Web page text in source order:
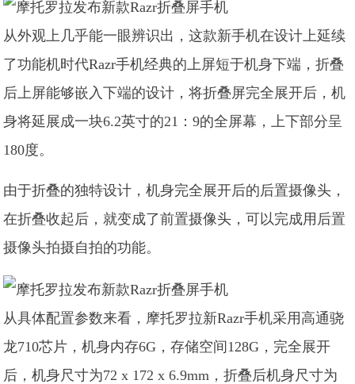
从外观上几乎能一眼辨识出，这款新手机在设计上延续
了功能机时代Razr手机经典的上屏短于机身下端，折叠
后上屏能够嵌入下端的设计，将折叠屏完全展开后，机
身将延展成一块6.2英寸的21：9的全屏幕，上下部分呈
180度。
由于折叠的独特设计，机身完全展开后的后置摄像头，
在折叠收起后，就变成了前置摄像头，可以完成用后置
摄像头拍摄自拍的功能。
从具体配置参数来看，摩托罗拉新Razr手机采用高通骁
龙710芯片，机身内存6G，存储空间128G，完全展开
后，机身尺寸为72 x 172 x 6.9mm，折叠后机身尺寸为